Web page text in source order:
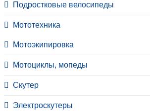
Подростковые велосипеды
Мототехника
Мотоэкипировка
Мотоциклы, мопеды
Скутер
Электроскутеры